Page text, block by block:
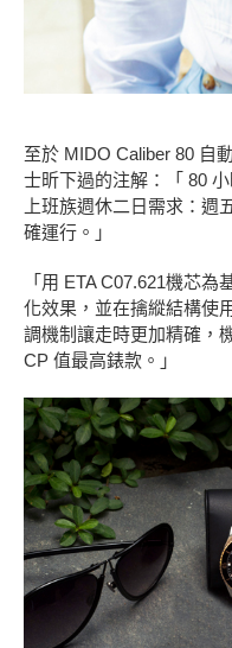
至於 MIDO Caliber 80 自
士昕下過的注解：「 80
上班族週休二日需求：週
確運行。」
「用 ETA C07.621機芯
化效果，並在擒縱結構使
調機制讓走時更加精確，
CP 值最高錶款。」